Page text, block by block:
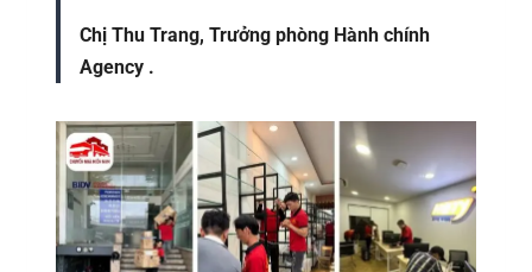
Chị Thu Trang, Trưởng phòng Hành chính
Agency .